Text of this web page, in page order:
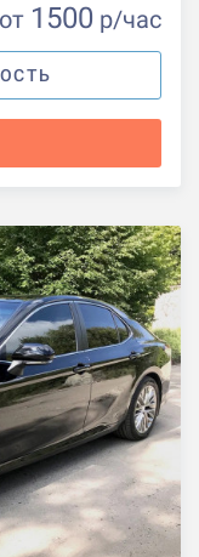
от 1500 р/час